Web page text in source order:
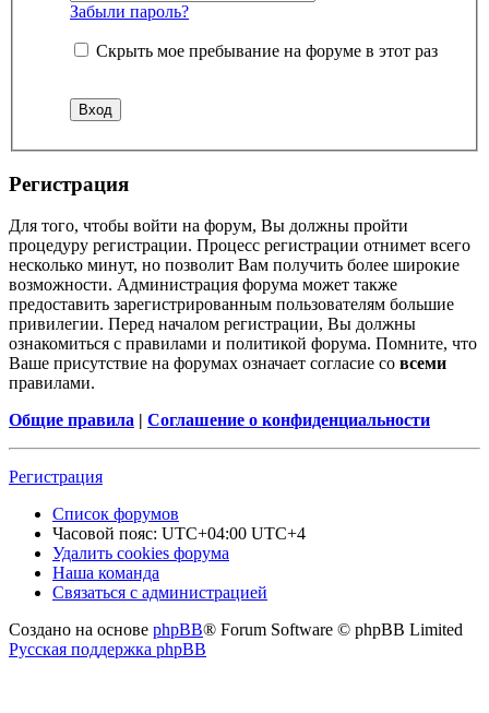
Забыли пароль?
Скрыть мое пребывание на форуме в этот раз
Регистрация
Для того, чтобы войти на форум, Вы должны пройти
процедуру регистрации. Процесс регистрации отнимет всего
несколько минут, но позволит Вам получить более широкие
возможности. Администрация форума может также
предоставить зарегистрированным пользователям большие
привилегии. Перед началом регистрации, Вы должны
ознакомиться с правилами и политикой форума. Помните, что
Ваше присутствие на форумах означает согласие со всеми
правилами.
Общие правила | Соглашение о конфиденциальности
Регистрация
Список форумов
Часовой пояс: UTC+04:00 UTC+4
Удалить cookies форума
Наша команда
Связаться с администрацией
Создано на основе phpBB® Forum Software © phpBB Limited
Русская поддержка phpBB